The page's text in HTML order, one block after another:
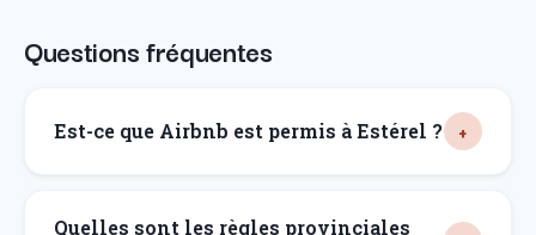
Questions fréquentes
Est-ce que Airbnb est permis à Estérel ?
Quelles sont les règles provinciales